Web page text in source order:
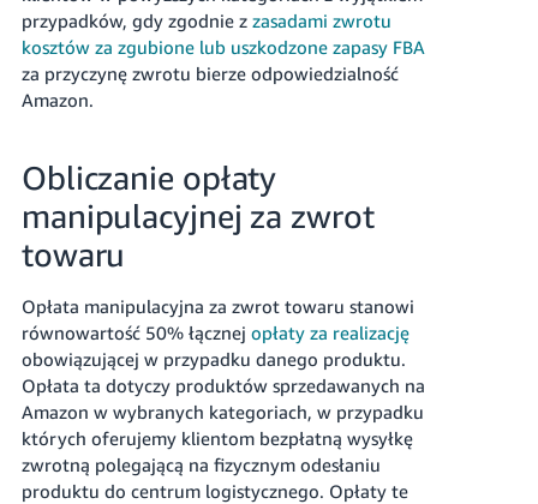
przypadków, gdy zgodnie z zasadami zwrotu
kosztów za zgubione lub uszkodzone zapasy FBA
za przyczynę zwrotu bierze odpowiedzialność
Amazon.
Obliczanie opłaty
manipulacyjnej za zwrot
towaru
Opłata manipulacyjna za zwrot towaru stanowi
równowartość 50% łącznej opłaty za realizację
obowiązującej w przypadku danego produktu.
Opłata ta dotyczy produktów sprzedawanych na
Amazon w wybranych kategoriach, w przypadku
których oferujemy klientom bezpłatną wysyłkę
zwrotną polegającą na fizycznym odesłaniu
produktu do centrum logistycznego. Opłaty te